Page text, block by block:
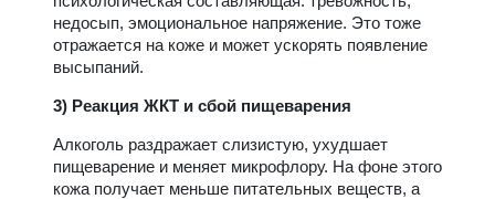
недосып, эмоциональное напряжение. Это тоже
отражается на коже и может ускорять появление
высыпаний.
3) Реакция ЖКТ и сбой пищеварения
Алкоголь раздражает слизистую, ухудшает
пищеварение и меняет микрофлору. На фоне этого
кожа получает меньше питательных веществ, а